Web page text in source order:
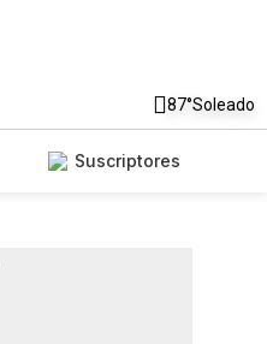
87°Soleado
Suscriptores